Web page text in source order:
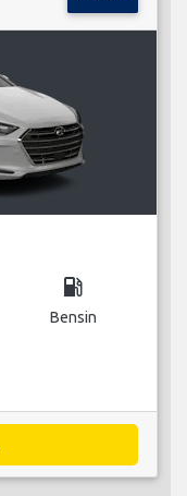
local_gas_station
Bensin